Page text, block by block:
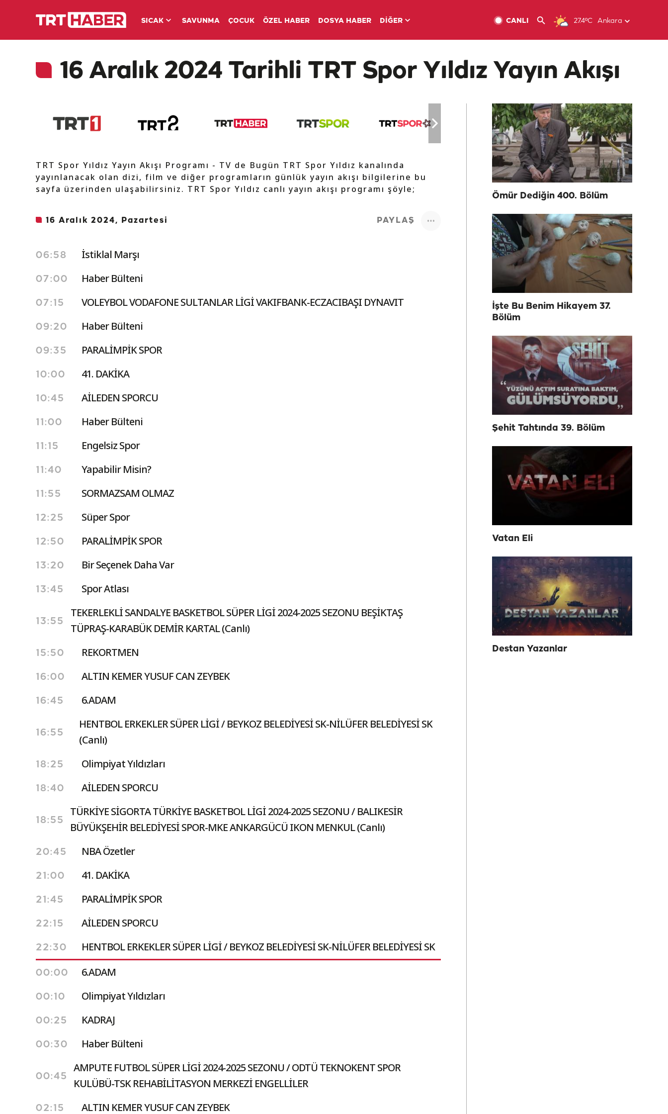
SICAK SAVUNMA ÇOCUK ÖZEL HABER DOSYA HABER DİĞER 27.4ºC Ankara
CANLI
16 Aralık 2024 Tarihli TRT Spor Yıldız Yayın Akışı
TRT Spor Yıldız Yayın Akışı Programı - TV de Bugün TRT Spor Yıldız kanalında
yayınlanacak olan dizi, film ve diğer programların günlük yayın akışı bilgilerine bu
sayfa üzerinden ulaşabilirsiniz. TRT Spor Yıldız canlı yayın akışı programı şöyle;
16 Aralık 2024, Pazartesi PAYLAŞ
06:58 İstiklal Marşı
07:00 Haber Bülteni
07:15 VOLEYBOL VODAFONE SULTANLAR LİGİ VAKIFBANK-ECZACIBAŞI DYNAVIT
09:20 Haber Bülteni
09:35 PARALİMPİK SPOR
10:00 41. DAKİKA
10:45 AİLEDEN SPORCU
11:00 Haber Bülteni
11:15 Engelsiz Spor
11:40 Yapabilir Misin?
11:55 SORMAZSAM OLMAZ
12:25 Süper Spor
12:50 PARALİMPİK SPOR
13:20 Bir Seçenek Daha Var
13:45 Spor Atlası
13:55
TEKERLEKLİ SANDALYE BASKETBOL SÜPER LİGİ 2024-2025 SEZONU BEŞİKTAŞ
TÜPRAŞ-KARABÜK DEMİR KARTAL (Canlı)
15:50 REKORTMEN
16:00 ALTIN KEMER YUSUF CAN ZEYBEK
16:45 6.ADAM
16:55
HENTBOL ERKEKLER SÜPER LİGİ / BEYKOZ BELEDİYESİ SK-NİLÜFER BELEDİYESİ SK
(Canlı)
18:25 Olimpiyat Yıldızları
18:40 AİLEDEN SPORCU
18:55
TÜRKİYE SİGORTA TÜRKİYE BASKETBOL LİGİ 2024-2025 SEZONU / BALIKESİR
BÜYÜKŞEHİR BELEDİYESİ SPOR-MKE ANKARGÜCÜ IKON MENKUL (Canlı)
20:45 NBA Özetler
21:00 41. DAKİKA
21:45 PARALİMPİK SPOR
22:15 AİLEDEN SPORCU
22:30 HENTBOL ERKEKLER SÜPER LİGİ / BEYKOZ BELEDİYESİ SK-NİLÜFER BELEDİYESİ SK
00:00 6.ADAM
00:10 Olimpiyat Yıldızları
00:25 KADRAJ
00:30 Haber Bülteni
00:45
AMPUTE FUTBOL SÜPER LİGİ 2024-2025 SEZONU / ODTÜ TEKNOKENT SPOR
KULÜBÜ-TSK REHABİLİTASYON MERKEZİ ENGELLİLER
02:15 ALTIN KEMER YUSUF CAN ZEYBEK
Ömür Dediğin 400. Bölüm
İşte Bu Benim Hikayem 37.
Bölüm
Şehit Tahtında 39. Bölüm
Vatan Eli
Destan Yazanlar